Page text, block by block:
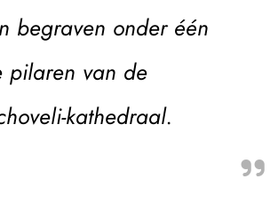
begraven onder één
pilaren van de
kathedraal.